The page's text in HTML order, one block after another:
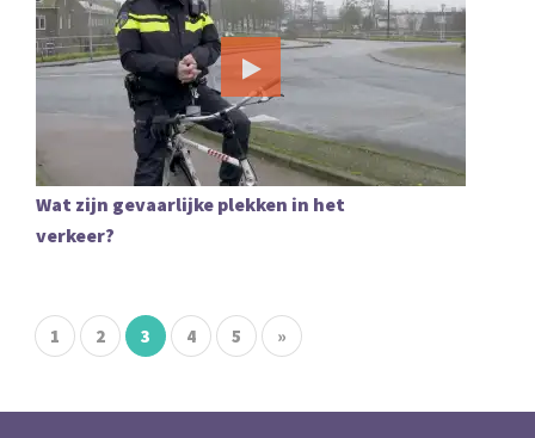
Wat zijn gevaarlijke plekken in het
verkeer?
1 2 3 4 5 »